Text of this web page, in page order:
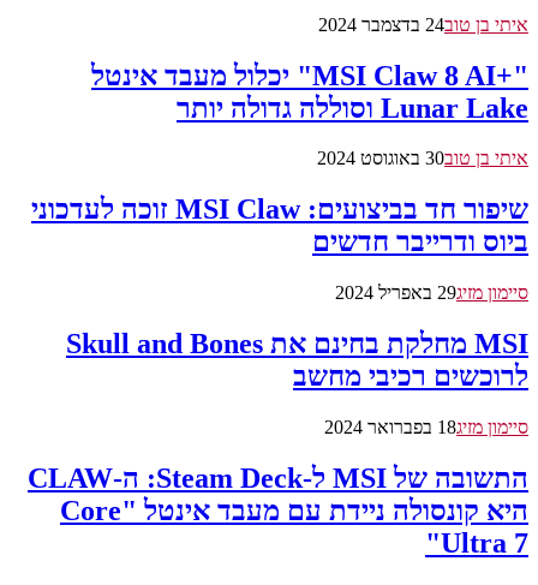
איתי בן טוב24 בדצמבר 2024
"+MSI Claw 8 AI" יכלול מעבד אינטל
Lunar Lake וסוללה גדולה יותר
איתי בן טוב30 באוגוסט 2024
שיפור חד בביצועים: MSI Claw זוכה לעדכוני
ביוס ודרייבר חדשים
סיימון מזיג29 באפריל 2024
MSI מחלקת בחינם את Skull and Bones
לרוכשים רכיבי מחשב
סיימון מזיג18 בפברואר 2024
התשובה של MSI ל-Steam Deck: ה-CLAW
היא קונסולה ניידת עם מעבד אינטל "Core
Ultra 7"